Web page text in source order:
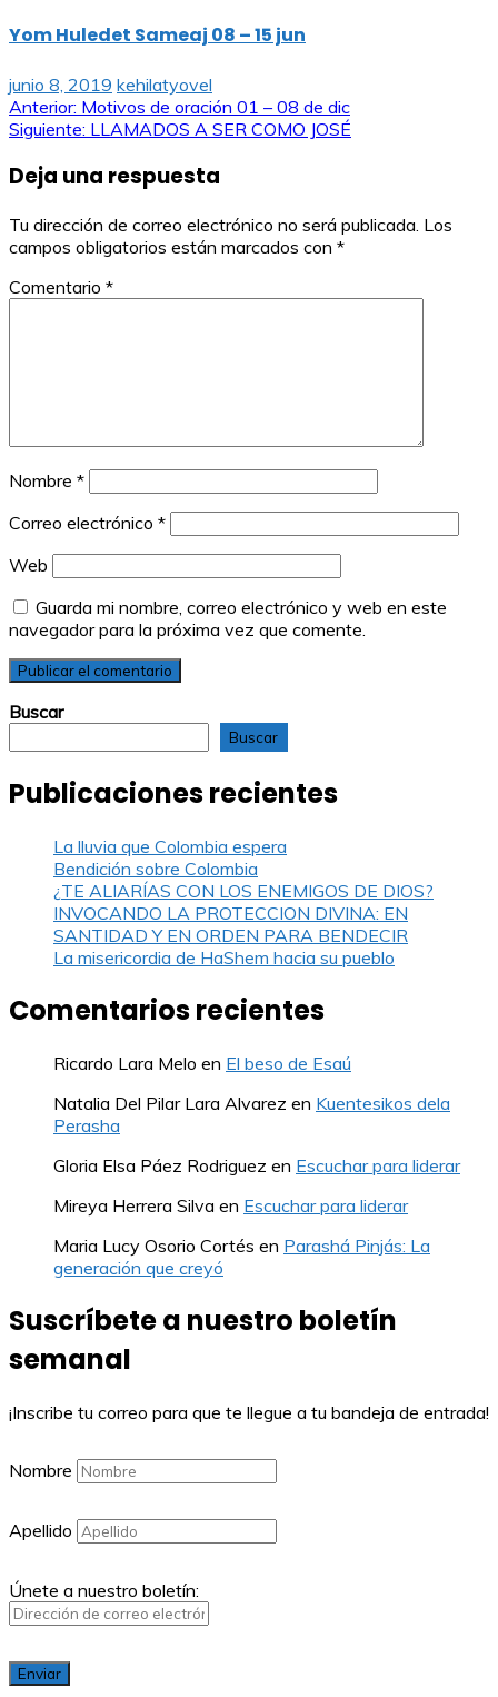
Yom Huledet Sameaj 08 – 15 jun
junio 8, 2019 kehilatyovel
Navegación
entradas
Anterior: Motivos de oración 01 – 08 de dic
Siguiente: LLAMADOS A SER COMO JOSÉ
Deja una respuesta
Tu dirección de correo electrónico no será publicada. Los
campos obligatorios están marcados con *
Comentario *
Nombre *
Correo electrónico *
Web
Guarda mi nombre, correo electrónico y web en este
navegador para la próxima vez que comente.
Buscar
Buscar
Publicaciones recientes
La lluvia que Colombia espera
Bendición sobre Colombia
¿TE ALIARÍAS CON LOS ENEMIGOS DE DIOS?
INVOCANDO LA PROTECCION DIVINA: EN
SANTIDAD Y EN ORDEN PARA BENDECIR
La misericordia de HaShem hacia su pueblo
Comentarios recientes
Ricardo Lara Melo en El beso de Esaú
Natalia Del Pilar Lara Alvarez en Kuentesikos dela
Perasha
Gloria Elsa Páez Rodriguez en Escuchar para liderar
Mireya Herrera Silva en Escuchar para liderar
Maria Lucy Osorio Cortés en Parashá Pinjás: La
generación que creyó
Suscríbete a nuestro boletín
semanal
¡Inscribe tu correo para que te llegue a tu bandeja de entrada!
Nombre
Apellido
Únete a nuestro boletín: